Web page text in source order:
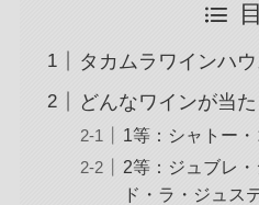
タカムラワインハ
どんなワインが当
1等：シャトー
2等：ジュブレ
ド・ラ・ジュス